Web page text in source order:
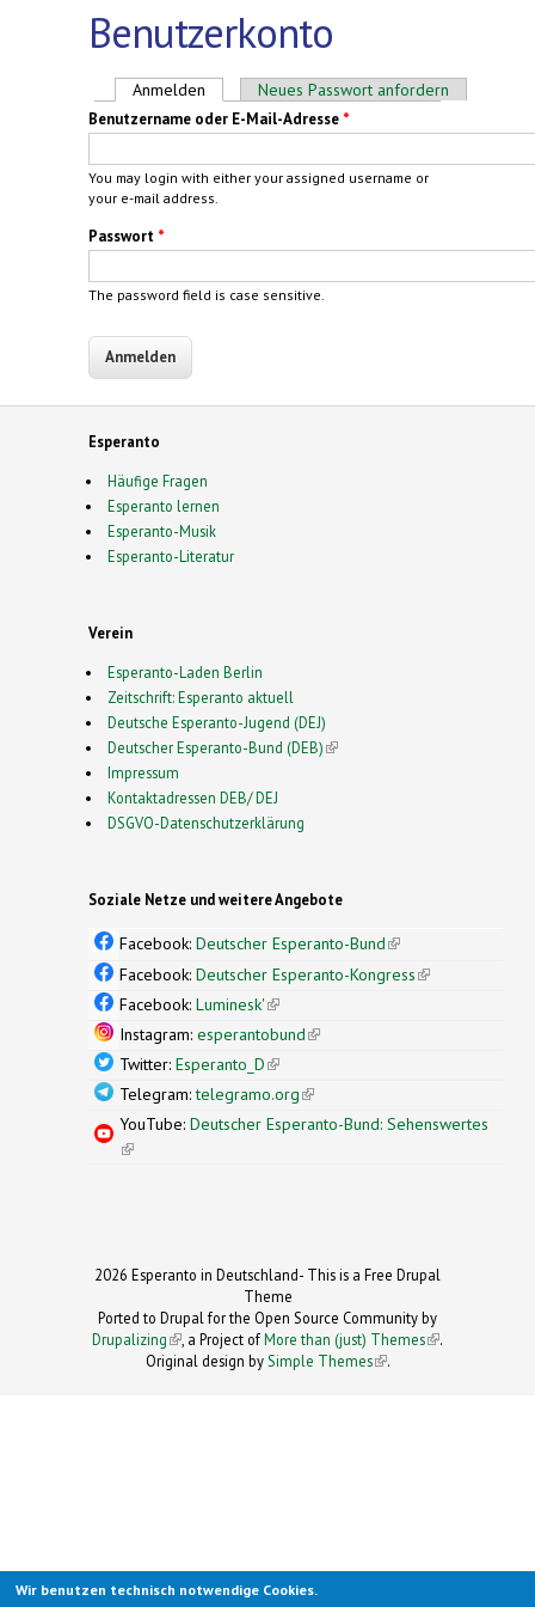
Benutzerkonto
Haupt-Reiter
Anmelden (aktiver Reiter)
Neues Passwort anfordern
Benutzername oder E-Mail-Adresse *
You may login with either your assigned username or
your e-mail address.
Passwort *
The password field is case sensitive.
Esperanto
Häufige Fragen
Esperanto lernen
Esperanto-Musik
Esperanto-Literatur
Verein
Esperanto-Laden Berlin
Zeitschrift: Esperanto aktuell
Deutsche Esperanto-Jugend (DEJ)
Deutscher Esperanto-Bund (DEB)(link is external)
Impressum
Kontaktadressen DEB/ DEJ
DSGVO-Datenschutzerklärung
Soziale Netze und weitere Angebote
Facebook: Deutscher Esperanto-Bund(link is
external)
Facebook: Deutscher Esperanto-Kongress(link is
Facebook: Luminesk'(link is external)
Instagram: esperantobund(link is external)
Twitter: Esperanto_D(link is external)
Telegram:telegramo.org(link is external)
YouTube: Deutscher Esperanto-Bund: Sehenswertes
(link is external)
2026 Esperanto in Deutschland- This is a Free Drupal
Theme
Ported to Drupal for the Open Source Community by
Drupalizing(link is external)
, a Project ofMore than (just) Themes (link is
.
Original design by Simple Themes
(link is
.
Wir benutzen technisch notwendige Cookies.